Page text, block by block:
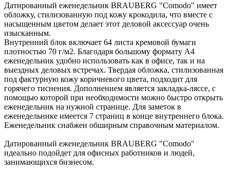
Датированный еженедельник BRAUBERG "Comodo" имеет
обложку, стилизованную под кожу крокодила, что вместе с
насыщенным цветом делает этот деловой аксессуар очень
изысканным.
Внутренний блок включает 64 листа кремовой бумаги
плотностью 70 г/м2. Благодаря большому формату А4
еженедельник удобно использовать как в офисе, так и на
выездных деловых встречах. Твердая обложка, стилизованная
под фактурную кожу коричневого цвета, подходит для
горячего тиснения. Дополнением является закладка-ляссе, с
помощью которой при необходимости можно быстро открыть
еженедельник на нужной странице. Для заметок в
еженедельнике имеется 7 страниц в конце внутреннего блока.
Еженедельник снабжен обширным справочным материалом.
Датированный еженедельник BRAUBERG "Comodo"
идеально подойдет для офисных работников и людей,
занимающихся бизнесом.